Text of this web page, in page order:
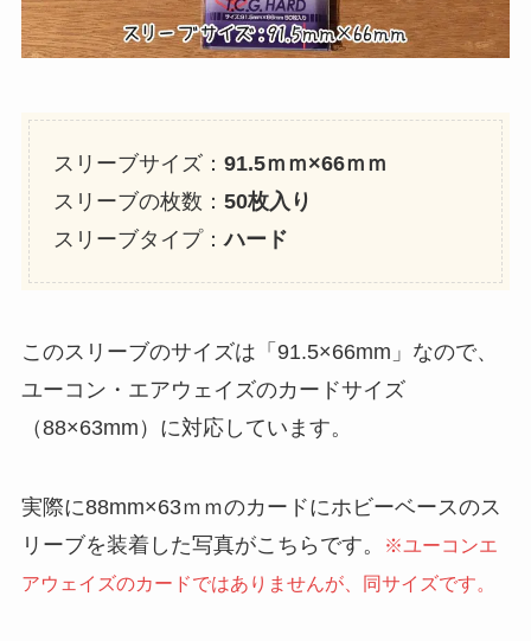
スリーブサイズ： 91.5ｍｍ×66ｍｍ
スリーブの枚数： 50枚入り
スリーブタイプ：ハード
このスリーブのサイズは「91.5×66mm」なので、
ユーコン・エアウェイズのカードサイズ
（88×63mm）に対応しています。
実際に88mm×63ｍｍのカードにホビーベースのス
リーブを装着した写真がこちらです。
※ユーコンエ
アウェイズのカードではありませんが、同サイズです。